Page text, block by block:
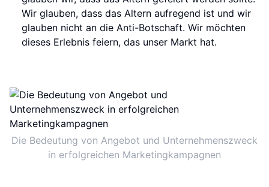
Wir glauben, dass das Altern aufregend ist und wir
glauben nicht an die Anti-Botschaft. Wir möchten
dieses Erlebnis feiern, das unser Markt hat.
Die Bedeutung von Angebot und Unternehmenszweck
in erfolgreichen Marketingkampagnen